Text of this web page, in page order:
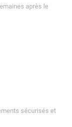
après le
sécurisés et